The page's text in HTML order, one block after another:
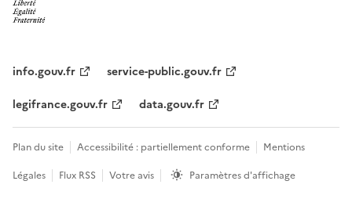
info.gouv.fr
service-public.gouv.fr
legifrance.gouv.fr
data.gouv.fr
Plan du site Accessibilité : partiellement conforme
Mentions
Légales
Flux RSS Votre avis Paramètres d'affichage